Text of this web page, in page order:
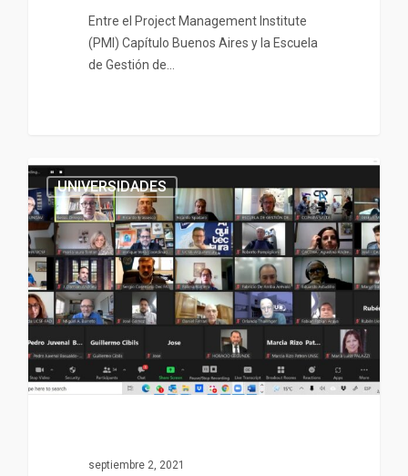
Entre el Project Management Institute
(PMI) Capítulo Buenos Aires y la Escuela
de Gestión de…
UNIVERSIDADES
septiembre 2, 2021